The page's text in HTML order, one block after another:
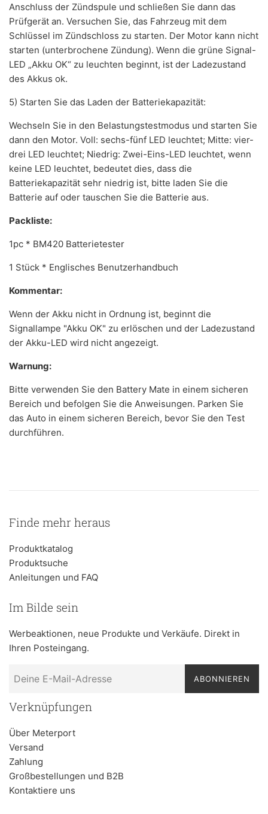
Anschluss der Zündspule und schließen Sie dann das
Prüfgerät an. Versuchen Sie, das Fahrzeug mit dem
Schlüssel im Zündschloss zu starten. Der Motor kann nicht
starten (unterbrochene Zündung). Wenn die grüne Signal-
LED „Akku OK“ zu leuchten beginnt, ist der Ladezustand
des Akkus ok.
5) Starten Sie das Laden der Batteriekapazität:
Wechseln Sie in den Belastungstestmodus und starten Sie
dann den Motor. Voll: sechs-fünf LED leuchtet; Mitte: vier-
drei LED leuchtet; Niedrig: Zwei-Eins-LED leuchtet, wenn
keine LED leuchtet, bedeutet dies, dass die
Batteriekapazität sehr niedrig ist, bitte laden Sie die
Batterie auf oder tauschen Sie die Batterie aus.
Packliste:
1pc * BM420 Batterietester
1 Stück * Englisches Benutzerhandbuch
Kommentar:
Wenn der Akku nicht in Ordnung ist, beginnt die
Signallampe "Akku OK" zu erlöschen und der Ladezustand
der Akku-LED wird nicht angezeigt.
Warnung:
Bitte verwenden Sie den Battery Mate in einem sicheren
Bereich und befolgen Sie die Anweisungen. Parken Sie
das Auto in einem sicheren Bereich, bevor Sie den Test
durchführen.
Finde mehr heraus
Produktkatalog
Produktsuche
Anleitungen und FAQ
Im Bilde sein
Werbeaktionen, neue Produkte und Verkäufe. Direkt in
Ihren Posteingang.
ABONNIEREN
Verknüpfungen
Über Meterport
Versand
Zahlung
Großbestellungen und B2B
Kontaktiere uns